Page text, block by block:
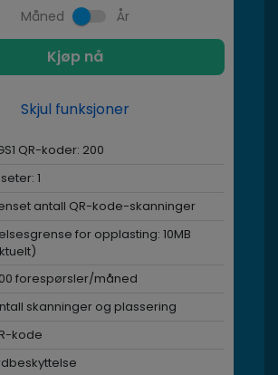
Måned År
Kjøp nå
Skjul funksjoner
QR-koder: 200
1
antall QR-kode-skanninger
for opplasting: 10MB
forespørsler/måned
skanninger og plassering
kode